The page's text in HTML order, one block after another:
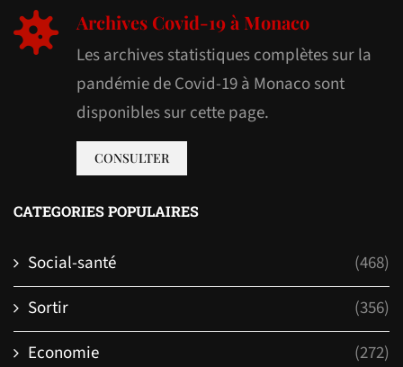
Archives Covid-19 à Monaco
Les archives statistiques complètes sur la
pandémie de Covid-19 à Monaco sont
disponibles sur cette page.
CONSULTER
CATEGORIES POPULAIRES
Social-santé
(468)
Sortir
(356)
Economie
(272)